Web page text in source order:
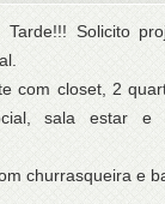
Tarde!!! Solicito
com closet, 2
sala estar e
churrasqueira e